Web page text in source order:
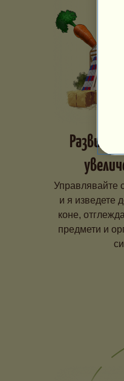
Развийте
Управлявайте
и я изведете
коне,
предмети и